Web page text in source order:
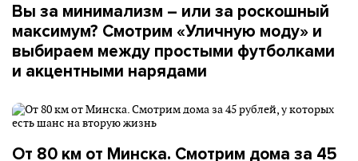
Вы за минимализм – или за роскошный
максимум? Смотрим «Уличную моду» и
выбираем между простыми футболками
и акцентными нарядами
От 80 км от Минска. Смотрим дома за 45